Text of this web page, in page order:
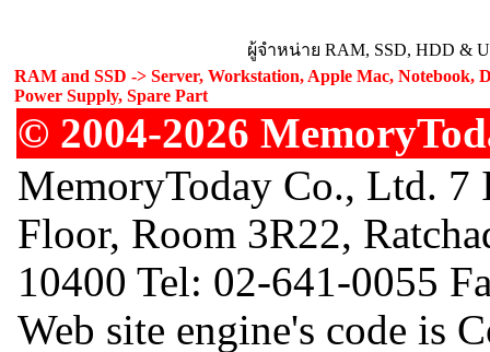
ผู้จำหน่าย RAM, SSD, HDD &
RAM and SSD -> Server, Workstation, Apple Mac, Notebook,
Power Supply, Spare Part
© 2004-2026
MemoryToday Co., Ltd.
Floor, Room 3R22,
10400 Tel: 02-641-0055
Web site engine's code is